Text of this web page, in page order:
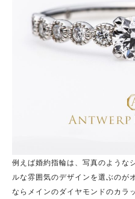
例えば婚約指輪は、写真のような
ルな雰囲気のデザインを選ぶのが
ならメインのダイヤモンドのカラ